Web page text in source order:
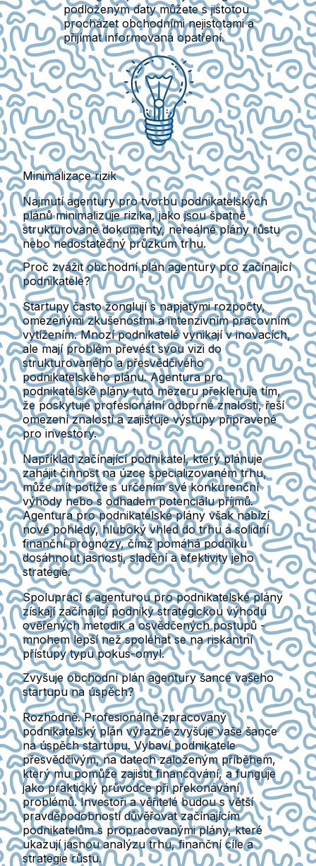
podloženým daty můžete s jistotou
procházet obchodními nejistotami a
přijímat informovaná opatření.
Minimalizace rizik
Najmutí agentury pro tvorbu podnikatelských
plánů minimalizuje rizika, jako jsou špatně
strukturované dokumenty, nereálné plány růstu
nebo nedostatečný průzkum trhu.
Proč zvážit obchodní plán agentury pro začínající
podnikatele?
Startupy často žonglují s napjatými rozpočty,
omezenými zkušenostmi a intenzivním pracovním
vytížením. Mnozí podnikatelé vynikají v inovacích,
ale mají problém převést svou vizi do
strukturovaného a přesvědčivého
podnikatelského plánu. Agentura pro
podnikatelské plány tuto mezeru překlenuje tím,
že poskytuje profesionální odborné znalosti, řeší
omezení znalostí a zajišťuje výstupy připravené
pro investory.
Například začínající podnikatel, který plánuje
zahájit činnost na úzce specializovaném trhu,
může mít potíže s určením své konkurenční
výhody nebo s odhadem potenciálu příjmů.
Agentura pro podnikatelské plány však nabízí
nové pohledy, hluboký vhled do trhu a solidní
finanční prognózy, čímž pomáhá podniku
dosáhnout jasnosti, sladění a efektivity jeho
strategie.
Spoluprací s agenturou pro podnikatelské plány
získají začínající podniky strategickou výhodu
ověřených metodik a osvědčených postupů -
mnohem lepší než spoléhat se na riskantní
přístupy typu pokus-omyl.
Zvyšuje obchodní plán agentury šance vašeho
startupu na úspěch?
Rozhodně. Profesionálně zpracovaný
podnikatelský plán výrazně zvyšuje vaše šance
na úspěch startupu. Vybaví podnikatele
přesvědčivým, na datech založeným příběhem,
který mu pomůže zajistit financování, a funguje
jako praktický průvodce při překonávání
problémů. Investoři a věřitelé budou s větší
pravděpodobností důvěřovat začínajícím
podnikatelům s propracovanými plány, které
ukazují jasnou analýzu trhu, finanční cíle a
strategie růstu.